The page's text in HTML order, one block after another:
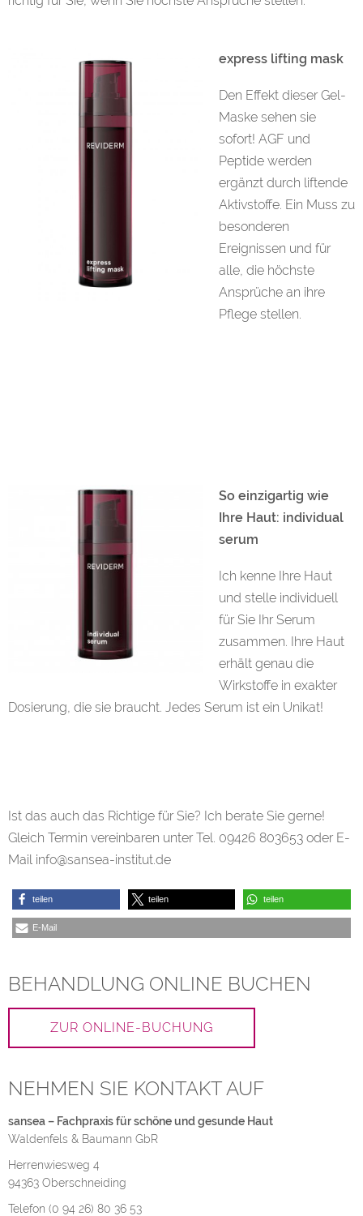
express lifting mask
Den Effekt dieser Gel-
Maske sehen sie
sofort! AGF und
Peptide werden
ergänzt durch liftende
Aktivstoffe. Ein Muss zu
besonderen
Ereignissen und für
alle, die höchste
Ansprüche an ihre
Pflege stellen.
So einzigartig wie
Ihre Haut: individual
serum
Ich kenne Ihre Haut
und stelle individuell
für Sie Ihr Serum
zusammen. Ihre Haut
erhält genau die
Wirkstoffe in exakter
Dosierung, die sie braucht. Jedes Serum ist ein Unikat!
Ist das auch das Richtige für Sie? Ich berate Sie gerne!
Gleich Termin vereinbaren unter Tel. 09426 803653 oder E-
Mail info@sansea-institut.de
teilen teilen teilen
E-Mail
BEHANDLUNG ONLINE BUCHEN
ZUR ONLINE-BUCHUNG
NEHMEN SIE KONTAKT AUF
sansea – Fachpraxis für schöne und gesunde Haut
Waldenfels & Baumann GbR
Herrenwiesweg 4
94363 Oberschneiding
Telefon (0 94 26) 80 36 53